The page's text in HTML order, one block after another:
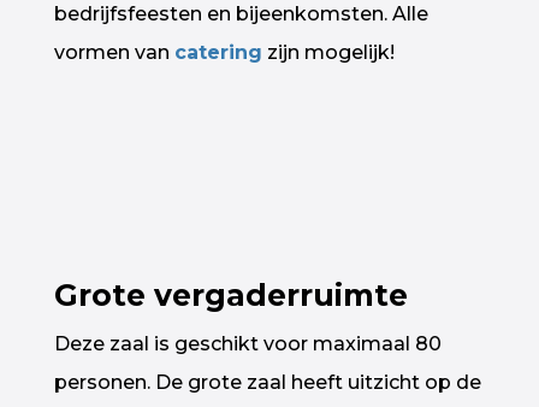
bedrijfsfeesten en bijeenkomsten. Alle
vormen van catering zijn mogelijk!
Grote vergaderruimte
Deze zaal is geschikt voor maximaal 80
personen. De grote zaal heeft uitzicht op de